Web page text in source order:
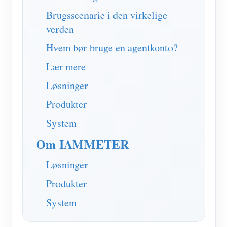
Brugsscenarie i den virkelige
verden
Hvem bør bruge en agentkonto?
Lær mere
Løsninger
Produkter
System
Om IAMMETER
Løsninger
Produkter
System